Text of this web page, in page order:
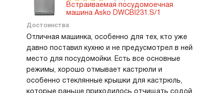
всегда получается и опять это делаю я. Но я
грязные сковородки после мяса и картошки
хорошо отмываются. Мыла жировики от
вытяжки. Наконец не надо применять сильные
средства от которых першит в горле и даже
сквозь медицинскую маску проходит запах. Я
теперь только смахиваю с тарелок остатки и
Встраиваемая посудомоечная
машина Asko DWCBI231.S/1
Достоинства
Отличная машинка, особенно для тех, кто уже
давно поставил кухню и не предусмотрел в ней
место для посудомойки. Есть все основные
режимы, хорошо отмывает кастрюли и
особенно стеклянные крышки для кастрюль,
которые раньше приходилось отчищать содой.